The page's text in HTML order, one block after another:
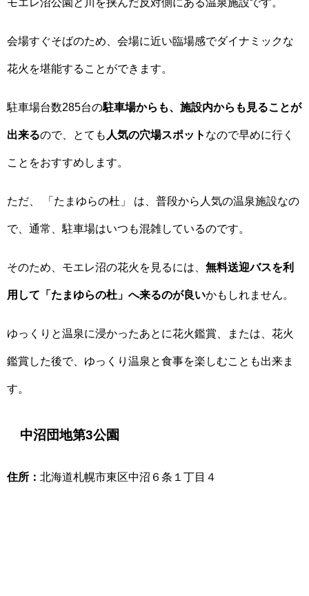
会場すぐそばのため、会場に近い臨場感でダイナミックな
花火を堪能することができます。
駐車場台数285台の駐車場からも、施設内からも見ることが
出来るので、とても 人気の穴場スポット なので早めに行く
ことをおすすめします。
ただ、 「たまゆらの杜」 は、普段から人気の温泉施設なの
で、通常、駐車場はいつも混雑しているのです。
そのため、モエレ沼の花火を見るには、 無料送迎バスを利
用して「たまゆらの杜」へ来るのが良いかもしれません。
ゆっくりと温泉に浸かったあとに花火鑑賞、または、花火
鑑賞した後で、ゆっくり温泉と食事を楽しむことも出来ま
す。
中沼団地第3公園
住所： 北海道札幌市東区中沼６条１丁目４